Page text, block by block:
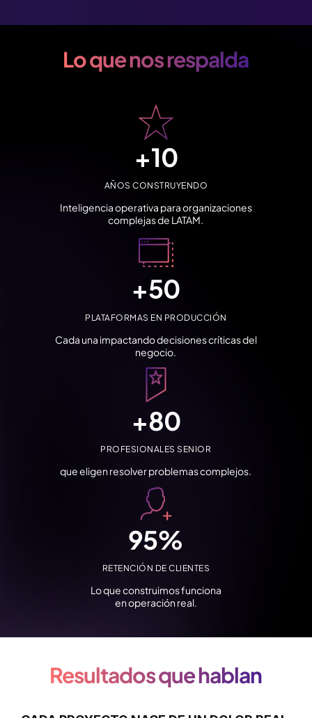
Lo que nos respalda
+10
AÑOS CONSTRUYENDO
Inteligencia operativa para organizaciones
complejas de LATAM.
+50
PLATAFORMAS EN PRODUCCIÓN
Cada una impactando decisiones críticas del
negocio.
+80
PROFESIONALES SENIOR
que eligen resolver problemas complejos.
95%
RETENCIÓN DE CLIENTES
Lo que construimos funciona
en operación real.
Resultados que hablan